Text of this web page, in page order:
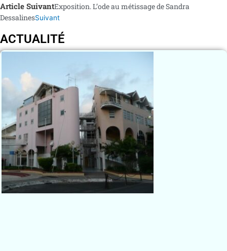
Article SuivantExposition. L’ode au métissage de Sandra
DessalinesSuivant
ACTUALITÉ